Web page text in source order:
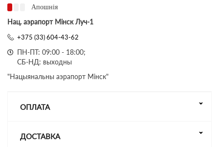
Апошнія
Нац. аэрапорт Мінск Луч-1
+375 (33) 604-43-62
ПН-ПТ: 09:00 - 18:00;
СБ-НД: выходны
"Нацыянальны аэрапорт Мінск"
ОПЛАТА
ДОСТАВКА